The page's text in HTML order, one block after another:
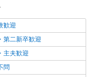
歓迎
第二新卒歓迎
主夫歓迎
問